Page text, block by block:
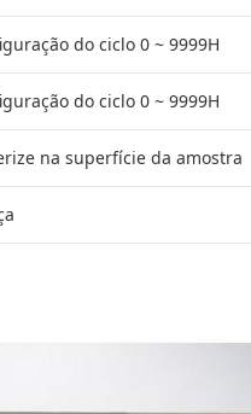
do ciclo 0 ~ 9999H
do ciclo 0 ~ 9999H
na superfície da amostra